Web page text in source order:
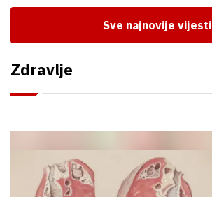
Sve najnovije vijesti
Zdravlje